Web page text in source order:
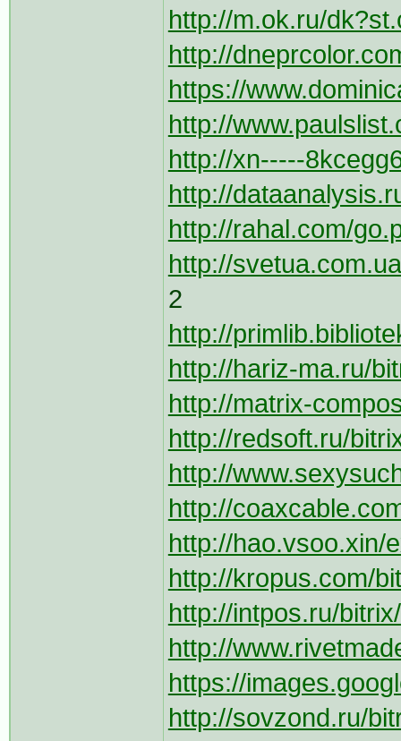
http://m.ok.ru/
http://
https://
http://
http://xn-----
http://
http://rahal.com/
http://
2
http://
http://hariz-ma.ru/
http://matrix-
http://redsoft.ru/
http://
http://
http://hao.vsoo.xin/
http://kropus.com/
http://intpos.ru/
http://
https://
http://sovzond.ru/